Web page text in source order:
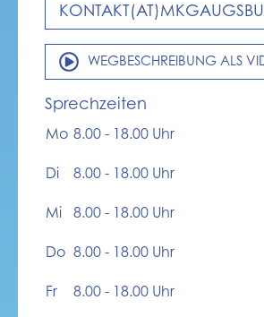
WEGBESCHREIBUNG ALS
Sprechzeiten
Mo 8.00 - 18.00 Uhr
Di 8.00 - 18.00 Uhr
Mi 8.00 - 18.00 Uhr
Do 8.00 - 18.00 Uhr
Fr 8.00 - 18.00 Uhr